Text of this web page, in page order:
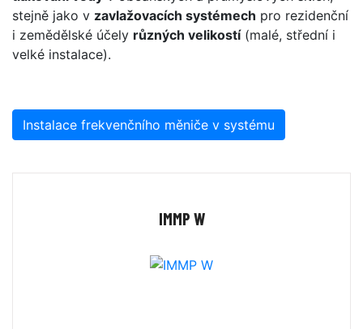
stejně jako v zavlažovacích systémech pro rezidenční
i zemědělské účely různých velikostí(malé, střední i
velké instalace).
Instalace frekvenčního měniče v systému
IMMP W